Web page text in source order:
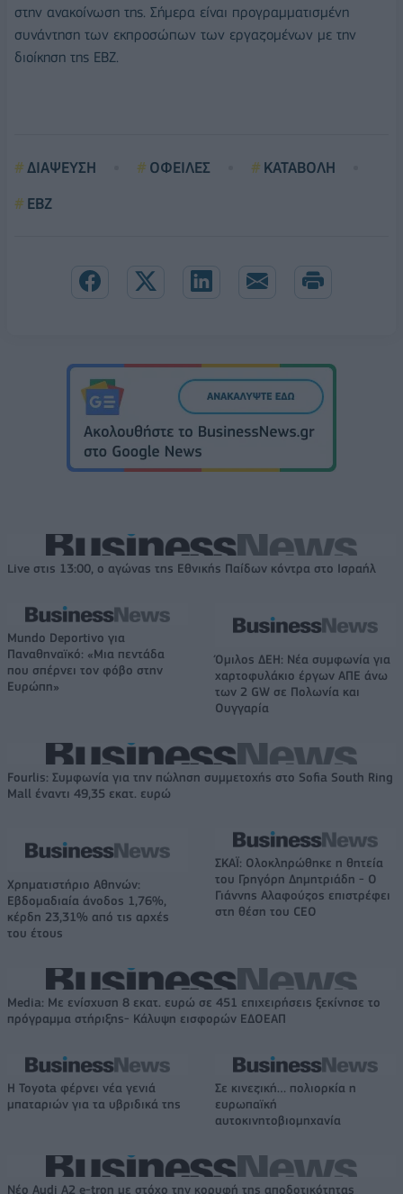
στην ανακοίνωση της. Σήμερα είναι προγραμματισμένη
συνάντηση των εκπροσώπων των εργαζομένων με την
διοίκηση της ΕΒΖ.
ΔΙΑΨΕΥΣΗ ΟΦΕΙΛΕΣ
ΚΑΤΑΒΟΛΗ
EBZ
Live στις 13:00, ο αγώνας της Εθνικής Παίδων κόντρα στο Ισραήλ
Mundo Deportivo για
Παναθηναϊκό: «Μια πεντάδα
που σπέρνει τον φόβο στην
Ευρώπη»
Όμιλος ΔΕΗ: Νέα συμφωνία για
χαρτοφυλάκιο έργων ΑΠΕ άνω
των 2 GW σε Πολωνία και
Ουγγαρία
Fourlis: Συμφωνία για την πώληση συμμετοχής στο Sofia South Ring
Mall έναντι 49,35 εκατ. ευρώ
Χρηματιστήριο Αθηνών:
Εβδομαδιαία άνοδος 1,76%,
κέρδη 23,31% από τις αρχές
του έτους
ΣΚΑΪ: Ολοκληρώθηκε η θητεία
του Γρηγόρη Δημητριάδη - Ο
Γιάννης Αλαφούζος επιστρέφει
στη θέση του CEO
Media: Με ενίσχυση 8 εκατ. ευρώ σε 451 επιχειρήσεις ξεκίνησε το
πρόγραμμα στήριξης- Κάλυψη εισφορών ΕΔΟΕΑΠ
Η Toyota φέρνει νέα γενιά
μπαταριών για τα υβριδικά της
Σε κινεζική… πολιορκία η
ευρωπαϊκή
αυτοκινητοβιομηχανία
Νέο Audi A2 e-tron με στόχο την κορυφή της αποδοτικότητας